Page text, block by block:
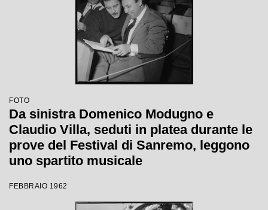
FOTO
Da sinistra Domenico Modugno e
Claudio Villa, seduti in platea durante le
prove del Festival di Sanremo, leggono
uno spartito musicale
FEBBRAIO 1962